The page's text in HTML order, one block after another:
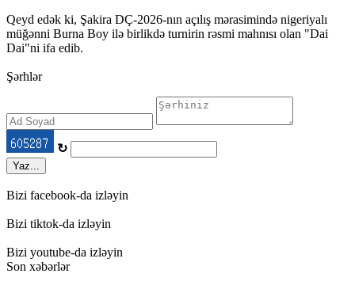
Qeyd edək ki, Şakira DÇ-2026-nın açılış mərasimində nigeriyalı
müğənni Burna Boy ilə birlikdə turnirin rəsmi mahnısı olan "Dai
Dai"ni ifa edib.
Şərhlər
↻
Yaz...
Bizi facebook-da izləyin
Bizi tiktok-da izləyin
Bizi youtube-da izləyin
Son xəbərlər